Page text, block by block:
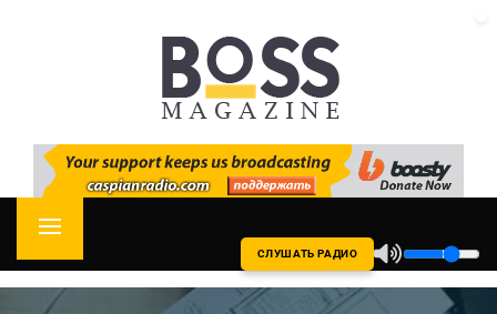
CASPIAN RADIO
Primary
Menu
СЛУШАТЬ РАДИО